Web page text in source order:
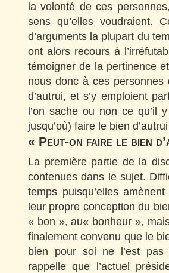
la volonté de ces
sens qu’elles voudraient.
d’arguments la plupart du
ont alors recours à
témoigner de la pertinence
nous donc à ces
d’autrui, et s’y emploient
l’on sache ou non ce
jusqu’où) faire le bien
« Peut-on faire le bien
La première partie de la
contenues dans le sujet.
temps puisqu’elles
leur propre conception du
« bon », au« bonheur »,
finalement convenu que le
bien pour soi ne l’est pas
rappelle que l’actuel